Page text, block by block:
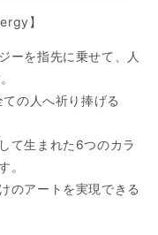
】
ーを指先に乗せて、⼈
の⼈へ祈り捧げる
て⽣まれた6つのカラ
。
のアートを実現できる